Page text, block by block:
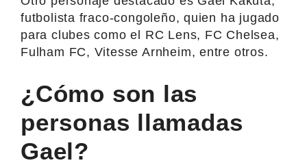
futbolista fraco-congoleño, quien ha jugado
para clubes como el RC Lens, FC Chelsea,
Fulham FC, Vitesse Arnheim, entre otros.
¿Cómo son las
personas llamadas
Gael?